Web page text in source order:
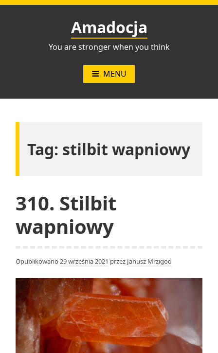
Przejdź
Amadocja
You are stronger when you think
MENU
Tag: stilbit wapniowy
310. Stilbit
wapniowy
Opublikowano 29 września 2021 przez Janusz Mrzigod